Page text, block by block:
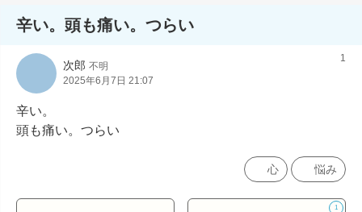
辛い。頭も痛い。つらい
次郎 不明
2025年6月7日 21:07
1
辛い。
頭も痛い。つらい
心 悩み
1